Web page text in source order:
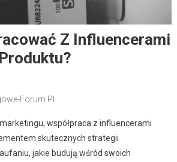
Z Influencerami
Forum.pl
współpraca z influencerami
skutecznych strategii
jakie budują wśród swoich